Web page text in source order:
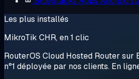
Les plus installés
MikroTik CHR, en 1 clic
RouterOS Cloud Hosted Router sur
n°1 déployée par nos clients. En